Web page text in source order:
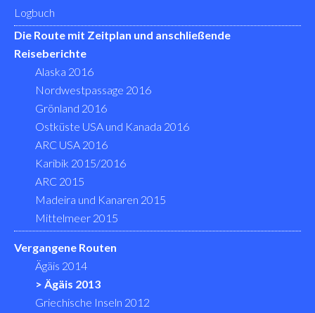
Logbuch
Die Route mit Zeitplan und anschließende
Reiseberichte
Alaska 2016
Nordwestpassage 2016
Grönland 2016
Ostküste USA und Kanada 2016
ARC USA 2016
Karibik 2015/2016
ARC 2015
Madeira und Kanaren 2015
Mittelmeer 2015
Vergangene Routen
Ägäis 2014
Ägäis 2013
Griechische Inseln 2012